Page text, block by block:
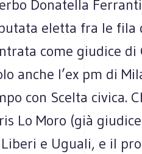
Donatella
eletta fra le fila
come giudice di
anche l’ex pm di
con Scelta civica.
Lo Moro (già
e Uguali, e il